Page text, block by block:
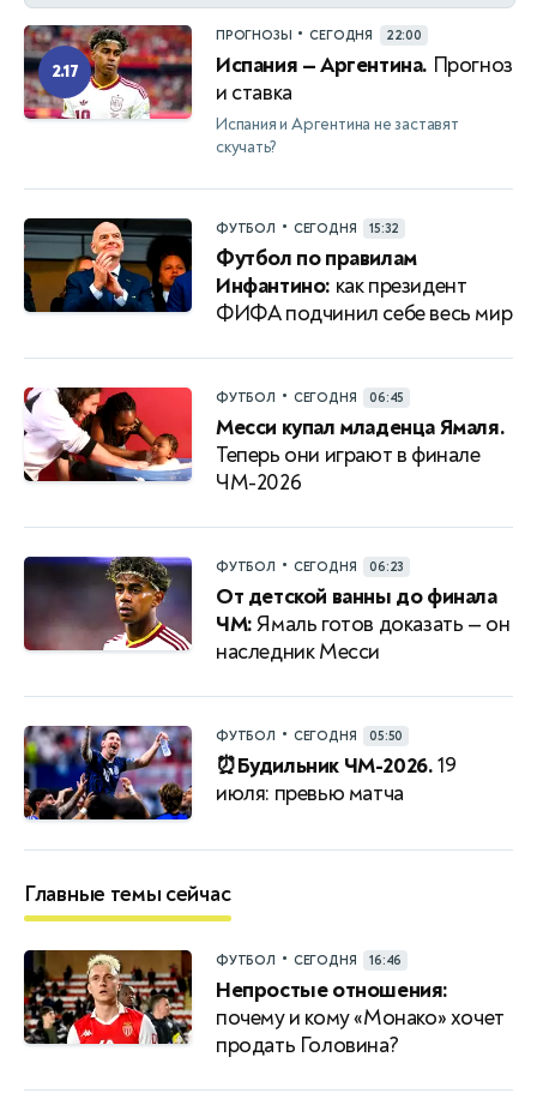
2.17
ПРОГНОЗЫ • СЕГОДНЯ 22:00
Испания — Аргентина. Прогноз
и ставка
Испания и Аргентина не заставят
скучать?
ФУТБОЛ • СЕГОДНЯ 15:32
Футбол по правилам
Инфантино: как президент
ФИФА подчинил себе весь мир
ФУТБОЛ • СЕГОДНЯ 06:45
Месси купал младенца Ямаля.
Теперь они играют в финале
ЧМ-2026
ФУТБОЛ • СЕГОДНЯ 06:23
От детской ванны до финала
ЧМ:Ямаль готов доказать — он
наследник Месси
ФУТБОЛ • СЕГОДНЯ 05:50
⏰Будильник ЧМ-2026.19
июля: превью матча
Главные темы сейчас
ФУТБОЛ • СЕГОДНЯ 16:46
Непростые отношения:
почему и кому «Монако» хочет
продать Головина?